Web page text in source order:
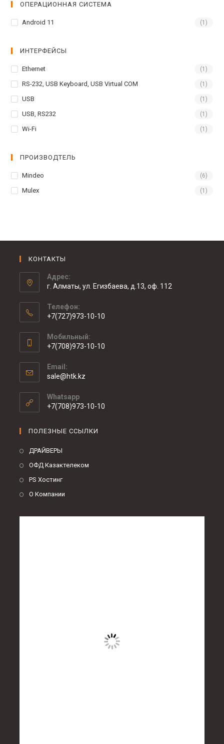
ОПЕРАЦИОННАЯ СИСТЕМА
Android 11 (1)
ИНТЕРФЕЙСЫ
Ethernet (1)
RS-232, USB Keyboard, USB Virtual COM (1)
USB (1)
USB, RS232 (1)
Wi-Fi (1)
ПРОИЗВОДТЕЛЬ
Mindeo (6)
Mulex (1)
КОНТАКТЫ
Адрес:
г. Алматы, ул. Егизбаева, д.13, оф. 112
Телефон:
+7(727)973-10-10
Мобильный:
+7(708)973-10-10
Email:
sale@htk.kz
Whatsapp
+7(708)973-10-10
ПОЛЕЗНЫЕ ССЫЛКИ
ДРАЙВЕРЫ
ОФД Казактелеком
PS Хостинг
О Компании